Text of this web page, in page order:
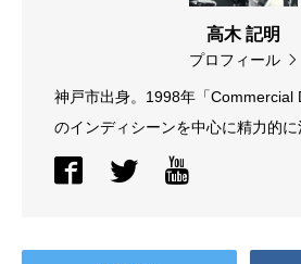
高木 記明
プロフィール
神戸市出身。1998年「Commercial
のインディシーンを中心に精力的に